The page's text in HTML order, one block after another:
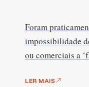
Foram
impossibilidade
ou comerciais a
LER MAIS